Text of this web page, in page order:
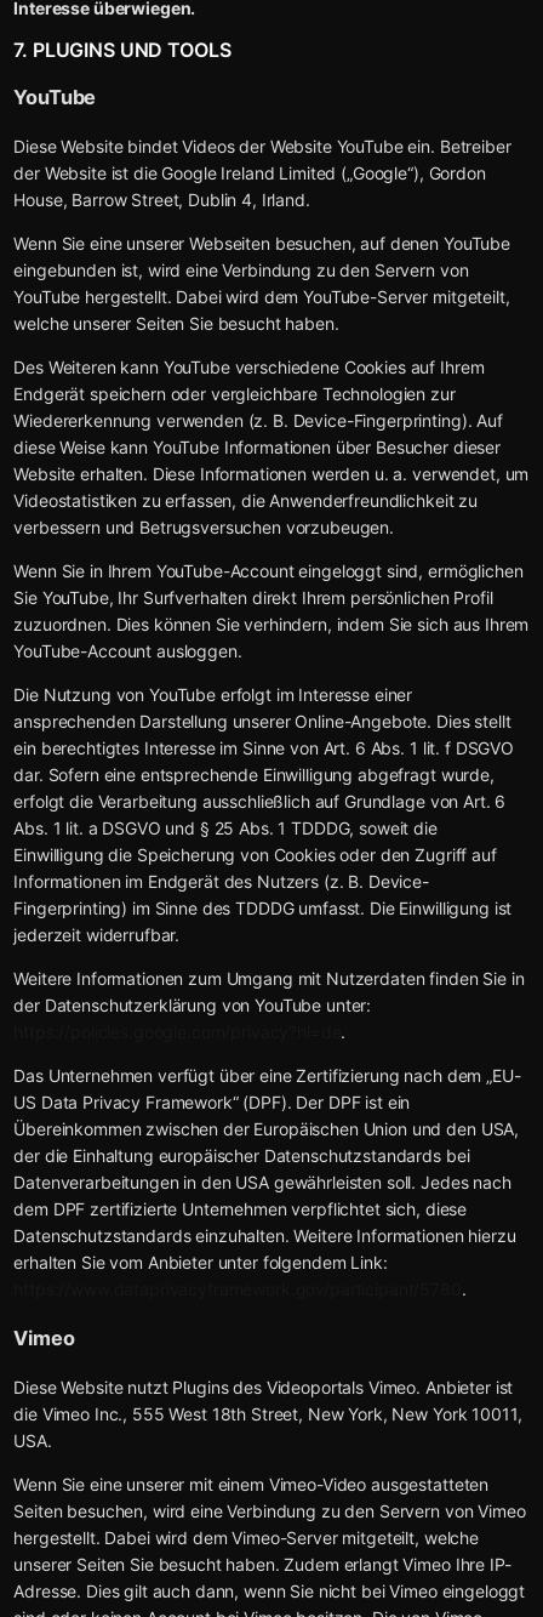
Interesse überwiegen.
7. PLUGINS UND TOOLS
YouTube
Diese Website bindet Videos der Website YouTube ein. Betreiber
der Website ist die Google Ireland Limited („Google“), Gordon
House, Barrow Street, Dublin 4, Irland.
Wenn Sie eine unserer Webseiten besuchen, auf denen YouTube
eingebunden ist, wird eine Verbindung zu den Servern von
YouTube hergestellt. Dabei wird dem YouTube-Server mitgeteilt,
welche unserer Seiten Sie besucht haben.
Des Weiteren kann YouTube verschiedene Cookies auf Ihrem
Endgerät speichern oder vergleichbare Technologien zur
Wiedererkennung verwenden (z. B. Device-Fingerprinting). Auf
diese Weise kann YouTube Informationen über Besucher dieser
Website erhalten. Diese Informationen werden u. a. verwendet, um
Videostatistiken zu erfassen, die Anwenderfreundlichkeit zu
verbessern und Betrugsversuchen vorzubeugen.
Wenn Sie in Ihrem YouTube-Account eingeloggt sind, ermöglichen
Sie YouTube, Ihr Surfverhalten direkt Ihrem persönlichen Profil
zuzuordnen. Dies können Sie verhindern, indem Sie sich aus Ihrem
YouTube-Account ausloggen.
Die Nutzung von YouTube erfolgt im Interesse einer
ansprechenden Darstellung unserer Online-Angebote. Dies stellt
ein berechtigtes Interesse im Sinne von Art. 6 Abs. 1 lit. f DSGVO
dar. Sofern eine entsprechende Einwilligung abgefragt wurde,
erfolgt die Verarbeitung ausschließlich auf Grundlage von Art. 6
Abs. 1 lit. a DSGVO und § 25 Abs. 1 TDDDG, soweit die
Einwilligung die Speicherung von Cookies oder den Zugriff auf
Informationen im Endgerät des Nutzers (z. B. Device-
Fingerprinting) im Sinne des TDDDG umfasst. Die Einwilligung ist
jederzeit widerrufbar.
Weitere Informationen zum Umgang mit Nutzerdaten finden Sie in
der Datenschutzerklärung von YouTube unter:
.
Das Unternehmen verfügt über eine Zertifizierung nach dem „EU-
US Data Privacy Framework“ (DPF). Der DPF ist ein
Übereinkommen zwischen der Europäischen Union und den USA,
der die Einhaltung europäischer Datenschutzstandards bei
Datenverarbeitungen in den USA gewährleisten soll. Jedes nach
dem DPF zertifizierte Unternehmen verpflichtet sich, diese
Datenschutzstandards einzuhalten. Weitere Informationen hierzu
erhalten Sie vom Anbieter unter folgendem Link:
.
Vimeo
Diese Website nutzt Plugins des Videoportals Vimeo. Anbieter ist
die Vimeo Inc., 555 West 18th Street, New York, New York 10011,
USA.
Wenn Sie eine unserer mit einem Vimeo-Video ausgestatteten
Seiten besuchen, wird eine Verbindung zu den Servern von Vimeo
hergestellt. Dabei wird dem Vimeo-Server mitgeteilt, welche
unserer Seiten Sie besucht haben. Zudem erlangt Vimeo Ihre IP-
Adresse. Dies gilt auch dann, wenn Sie nicht bei Vimeo eingeloggt